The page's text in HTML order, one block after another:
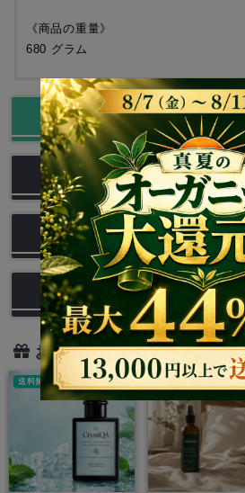
《商品の重量》
680 グラム
商品の特徴
レビュー
商品の画像一覧
お問い合わせ
おすすめアイテム
送料無料クーポン対象 送料無料クーポン対象